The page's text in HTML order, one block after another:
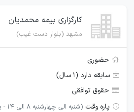
کارگزاری بیمه محمدیان
مشهد (بلوار دست غیب)
حضوری
سابقه دارد (۱ سال)
حقوق توافقی
پاره وقت (شنبه الی چهارشنبه ۸ الی ۱۴ - پنجشنبه ها ۸ الی ۱۳)